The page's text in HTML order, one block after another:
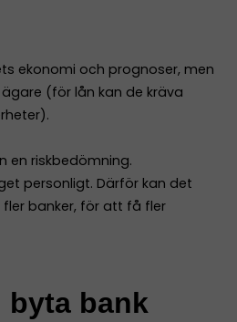
ekonomi och prognoser, men
(för lån kan de kräva
en riskbedömning.
personligt. Därför kan det
banker, för att få fler
byta bank